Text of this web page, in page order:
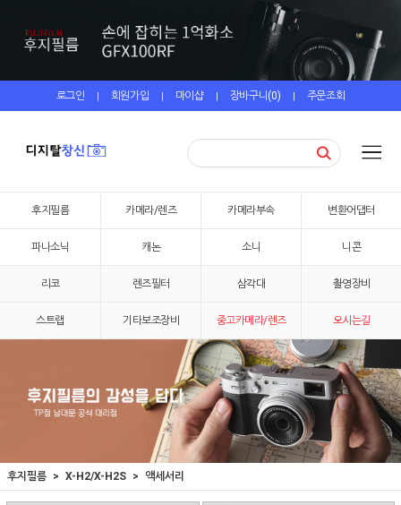
로그인 | 회원가입 | 마이샵 | 장바구니(0) | 주문조회
후지필름 카메라/렌즈 카메라부속 변환어댑터
파나소닉 캐논 소니 니콘
리코 렌즈필터 삼각대 촬영장비
스트랩 기타보조장비 중고카메라/렌즈 오시는길
후지필름 X-H2/X-H2S 액세서리